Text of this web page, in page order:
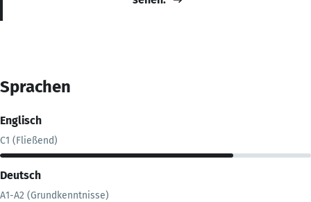
Sprachen
Englisch
C1 (Fließend)
Deutsch
A1-A2 (Grundkenntnisse)